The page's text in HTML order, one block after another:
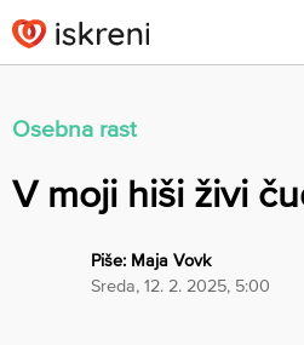
to
content
Osebna rast
V moji hiši živi
Piše: Maja Vovk
sreda, 12. 2. 2025, 5:00